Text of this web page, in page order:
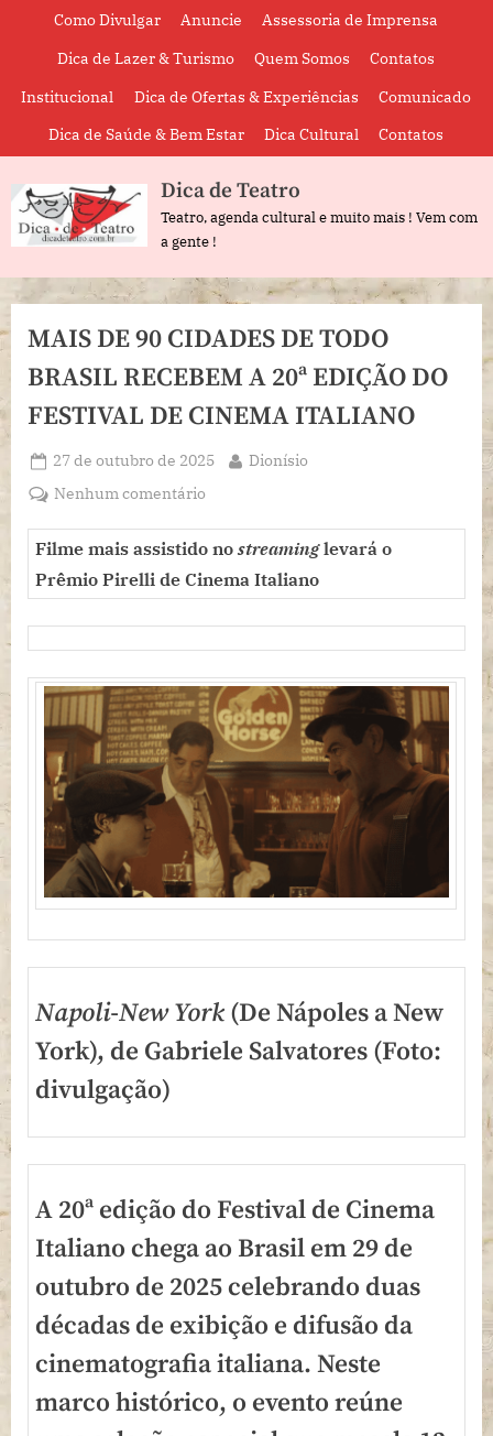
Como Divulgar Anuncie
Assessoria de Imprensa
Dica de Lazer & Turismo
Quem Somos
Contatos
Institucional
Dica de Ofertas & Experiências
Comunicado
Dica de Saúde & Bem Estar
Dica Cultural Contatos
Dica de Teatro
Teatro, agenda cultural e muito mais ! Vem com
a gente !
MAIS DE 90 CIDADES DE TODO
BRASIL RECEBEM A 20ª EDIÇÃO DO
FESTIVAL DE CINEMA ITALIANO
Posted
on
27 de outubro de 2025 By
Dionísio
Nenhum comentário
DE
CIDADES
RECEBEM
A
20ª
EDIÇÃO
DO
FESTIVAL
DE
CINEMA
ITALIANO
Filme mais assistido nostreaminglevará o
Prêmio Pirelli de Cinema Italiano
Napoli-New York (De Nápoles a New
York), de Gabriele Salvatores (Foto:
divulgação)
A 20ª edição do Festival de Cinema
Italiano chega ao Brasil em 29 de
outubro de 2025 celebrando duas
décadas de exibição e difusão da
cinematografia italiana. Neste
marco histórico, o evento reúne